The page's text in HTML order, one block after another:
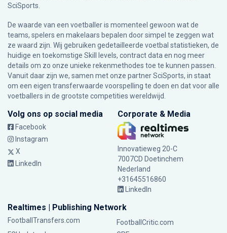
SciSports
De waarde van een voetballer is momenteel gewoon wat de
teams, spelers en makelaars bepalen door simpel te zeggen wat
ze waard zijn. Wij gebruiken gedetailleerde voetbal statistieken, de
huidige en toekomstige Skill levels, contract data en nog meer
details om zo onze unieke rekenmethodes toe te kunnen passen.
Vanuit daar zijn we, samen met onze partner SciSports, in staat
om een eigen transferwaarde voorspelling te doen en dat voor alle
voetballers in de grootste competities wereldwijd.
Volg ons op social media
Facebook
Instagram
X
LinkedIn
Corporate & Media
Innovatieweg 20-C
7007CD Doetinchem
Nederland
+31645516860
LinkedIn
Realtimes | Publishing Network
FootballTransfers.com
FootballCritic.com